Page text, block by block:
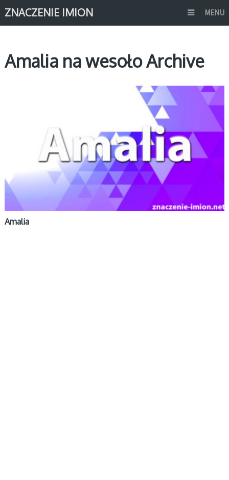
ZNACZENIE IMION MENU
Amalia na wesoło Archive
Amalia